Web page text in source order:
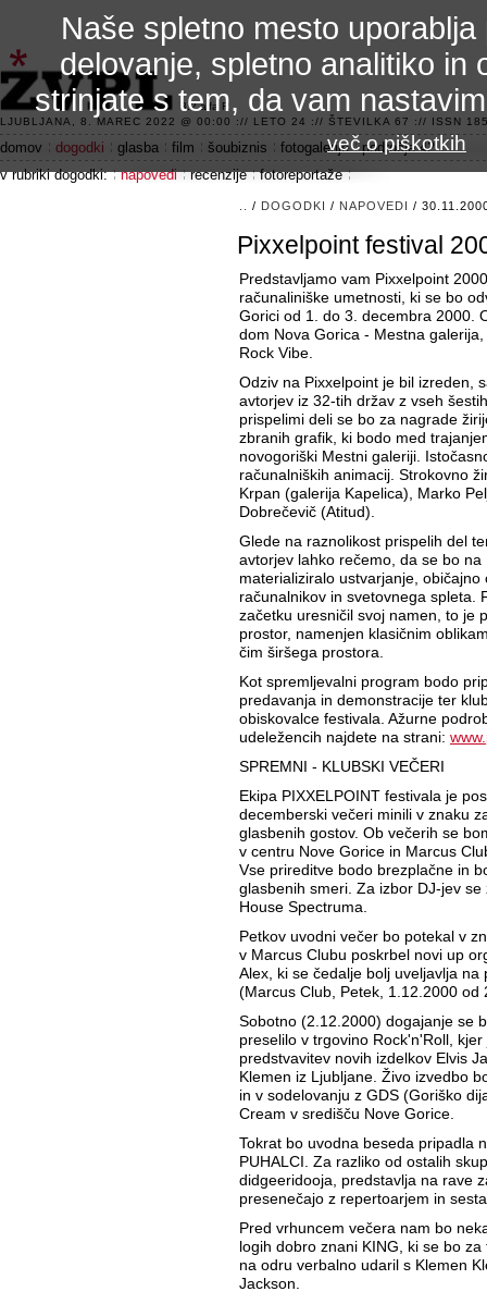
3.2 alfa R
LJUBLJANA, 8. MAREC 2022 @ 00:00 :// LETO 24 :// ŠTEVILKA 67 :// ISSN
domov dogodki glasba film šoubiznis fotogalerije
področje 42
v rubriki dogodki:
napovedi recenzije fotoreportaže
/ DOGODKI / NAPOVEDI /
Pixxelpoint festival
Predstavljamo vam Pixxelpoint
računaliniške umetnosti, ki se bo
Gorici od 1. do 3. decembra 2000.
dom Nova Gorica - Mestna
Rock Vibe.
Odziv na Pixxelpoint je bil izreden,
avtorjev iz 32-tih držav z vseh
prispelimi deli se bo za nagrade
zbranih grafik, ki bodo med
novogoriški Mestni galeriji.
računalniških animacij. Strokovno
Krpan (galerija Kapelica), Marko
Dobrečevič (Atitud).
Glede na raznolikost prispelih del
avtorjev lahko rečemo, da se bo
materializiralo ustvarjanje,
računalnikov in svetovnega spleta.
začetku uresničil svoj namen, to je
prostor, namenjen klasičnim
čim širšega prostora.
Kot spremljevalni program bodo
predavanja in demonstracije ter
obiskovalce festivala. Ažurne
udeležencih najdete na strani:
SPREMNI - KLUBSKI VEČERI
Ekipa PIXXELPOINT festivala je
decemberski večeri minili v znaku
glasbenih gostov. Ob večerih se
v centru Nove Gorice in Marcus
Vse prireditve bodo brezplačne in
glasbenih smeri. Za izbor DJ-jev
House Spectruma.
Petkov uvodni večer bo potekal v
v Marcus Clubu poskrbel novi up
Alex, ki se čedalje bolj uveljavlja na
(Marcus Club, Petek, 1.12.2000 od
Sobotno (2.12.2000) dogajanje se
preselilo v trgovino Rock'n'Roll,
predstvavitev novih izdelkov Elvis
Klemen iz Ljubljane. Živo izvedbo
in v sodelovanju z GDS (Goriško
Cream v središču Nove Gorice.
Tokrat bo uvodna beseda pripadla
PUHALCI. Za razliko od ostalih
didgeeridooja, predstavlja na rave
presenečajo z repertoarjem in
Pred vrhuncem večera nam bo
logih dobro znani KING, ki se bo
na odru verbalno udaril s Klemen
Jackson.
Naše spletno mesto
delovanje, spletno analitiko in
strinjate s tem, da vam
več o piškotkih